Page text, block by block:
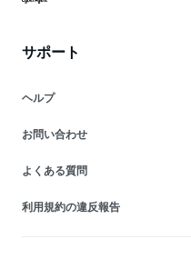
サポート
ヘルプ
お問い合わせ
よくある質問
利用規約の違反報告